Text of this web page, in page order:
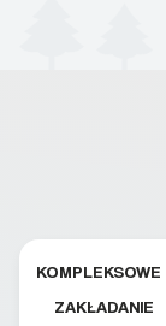
KOMPLEKSOWE
ZAKŁADANIE